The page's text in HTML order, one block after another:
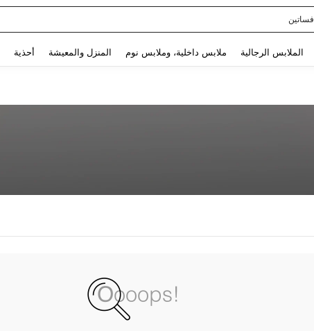
فساتين
الملابس الرجالية ملابس داخلية، وملابس نوم المنزل والمعيشة أحذية